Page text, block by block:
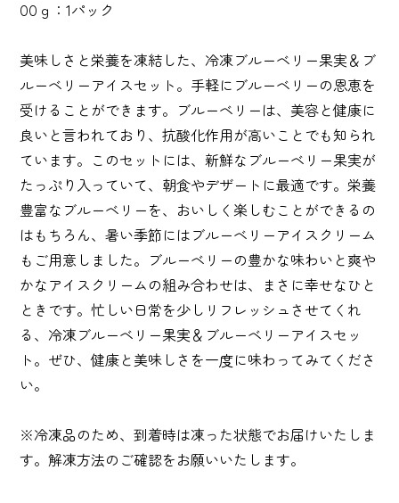
00ｇ：1パック
美味しさと栄養を凍結した、冷凍ブルーベリー果実＆ブ
ルーベリーアイスセット。手軽にブルーベリーの恩恵を
受けることができます。ブルーベリーは、美容と健康に
良いと言われており、抗酸化作用が高いことでも知られ
ています。このセットには、新鮮なブルーベリー果実が
たっぷり入っていて、朝食やデザートに最適です。栄養
豊富なブルーベリーを、おいしく楽しむことができるの
はもちろん、暑い季節にはブルーベリーアイスクリーム
もご用意しました。ブルーベリーの豊かな味わいと爽や
かなアイスクリームの組み合わせは、まさに幸せなひと
ときです。忙しい日常を少しリフレッシュさせてくれ
る、冷凍ブルーベリー果実＆ブルーベリーアイスセッ
ト。ぜひ、健康と美味しさを一度に味わってみてくださ
い。
※冷凍品のため、到着時は凍った状態でお届けいたしま
す。解凍方法のご確認をお願いいたします。